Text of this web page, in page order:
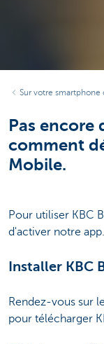
Sur votre smartphone
Pas encore
comment
Mobile.
Pour utiliser KBC
d'activer notre app.
Installer KBC
Rendez-vous sur
pour télécharger